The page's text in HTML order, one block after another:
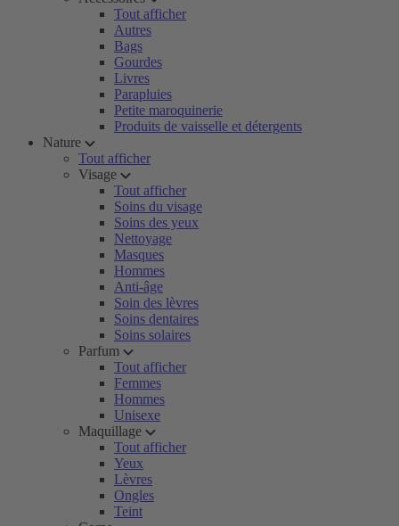
Tout afficher
Autres
Bags
Gourdes
Livres
Parapluies
Petite maroquinerie
Produits de vaisselle et détergents
Nature
Tout afficher
Visage
Tout afficher
Soins du visage
Soins des yeux
Nettoyage
Masques
Hommes
Anti-âge
Soin des lèvres
Soins dentaires
Soins solaires
Parfum
Tout afficher
Femmes
Hommes
Unisexe
Maquillage
Tout afficher
Yeux
Lèvres
Ongles
Teint